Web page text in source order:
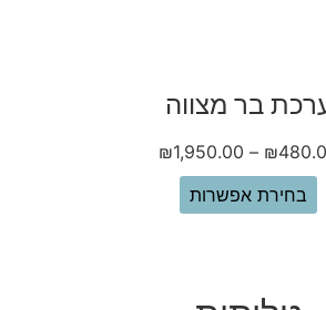
תפילין בהמה גסה
₪2,000.00
1,800.00
בחר אפשרויות